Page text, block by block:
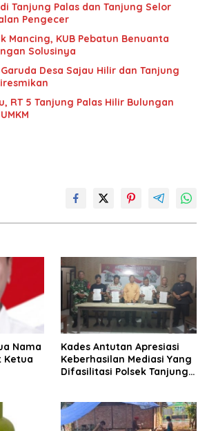
Tanjung Palas dan Tanjung Selor
Pengecer
Mancing, KUB Pebatun Benuanta
Solusinya
Desa Sajau Hilir dan Tanjung
RT 5 Tanjung Palas Hilir Bulungan
Nama
Ketua
Kades Antutan Apresiasi
Keberhasilan Mediasi Yang
Difasilitasi Polsek Tanjung